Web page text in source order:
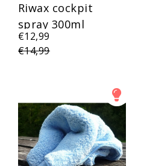
Riwax cockpit
spray 300ml
€12,99
€14,99